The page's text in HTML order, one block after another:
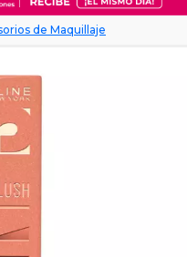
de Maquillaje